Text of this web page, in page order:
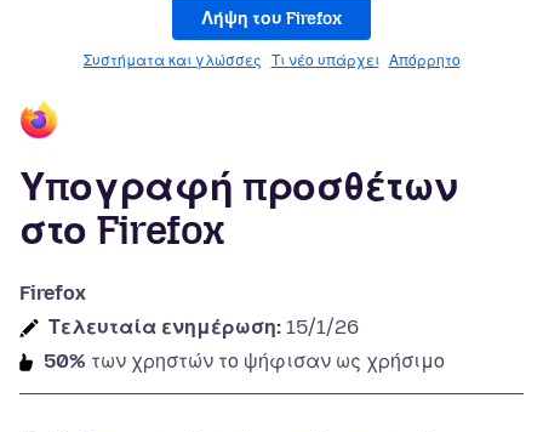
Λήψη του Firefox
Συστήματα και γλώσσες Τι νέο υπάρχει Απόρρητο
Υπογραφή προσθέτων
στο Firefox
Firefox
Τελευταία ενημέρωση: 15/1/26
50% των χρηστών το ψήφισαν ως χρήσιμο